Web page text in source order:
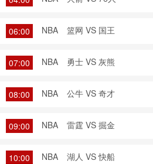
06:00 NBA 篮网 VS 国王
07:00 NBA 勇士 VS 灰熊
08:00 NBA 公牛 VS 奇才
09:00 NBA 雷霆 VS 掘金
10:00 NBA 湖人 VS 快船